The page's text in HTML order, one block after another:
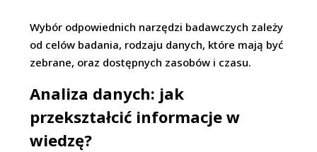
Wybór odpowiednich narzędzi badawczych zależy
od celów badania, rodzaju danych, które mają być
zebrane, oraz dostępnych zasobów i czasu.
Analiza danych: jak
przekształcić informacje w
wiedzę?